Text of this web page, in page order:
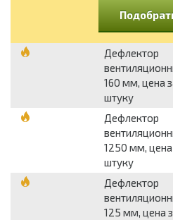
Дефлектор
160 мм, цена
штуку
Дефлектор
1250 мм, цена
штуку
Дефлектор
125 мм, цена